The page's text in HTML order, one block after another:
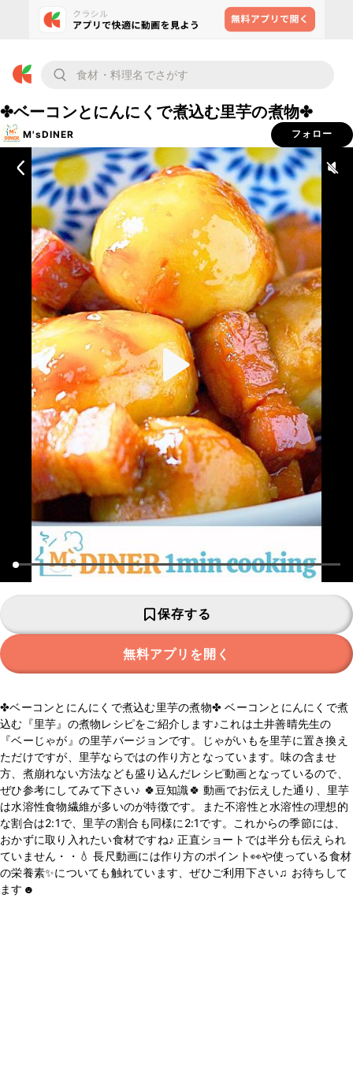
✤ベーコンとにんにくで煮込む里芋の煮物✤
M'sDINER フォロー
保存する
無料アプリを開く
✤ベーコンとにんにくで煮込む里芋の煮物✤ ベーコンとにんにくで煮
込む『里芋』の煮物レシピをご紹介します♪これは土井善晴先生の
『ベーじゃが』の里芋バージョンです。じゃがいもを里芋に置き換え
ただけですが、里芋ならではの作り方となっています。味の含ませ
方、煮崩れない方法なども盛り込んだレシピ動画となっているので、
ぜひ参考にしてみて下さい♪ 🍀豆知識🍀 動画でお伝えした通り、里芋
は水溶性食物繊維が多いのが特徴です。また不溶性と水溶性の理想的
な割合は2:1で、里芋の割合も同様に2:1です。これからの季節には、
おかずに取り入れたい食材ですね♪ 正直ショートでは半分も伝えられ
ていません・・💧 長尺動画には作り方のポイント👀や使っている食材
の栄養素✨についても触れています、ぜひご利用下さい♫ お待ちして
ます☻